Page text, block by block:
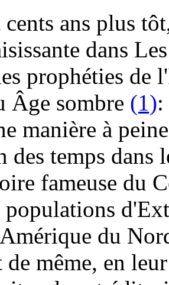
ans plus
dans
prophéties de
Âge sombre (1)
manière à
des temps
fameuse du
populations
du
de même, en